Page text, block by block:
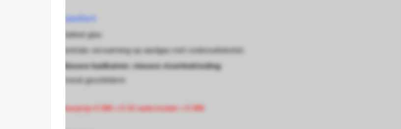
Comfort
Dubbel glas
Centrale verwarming op aardgas met codensatieketel.
Nieuwe badkamer, nieuwe vloerbekleding
Overal geschilderd.
Huurprijs: € 000 + € 15 vaste kosten = € 000